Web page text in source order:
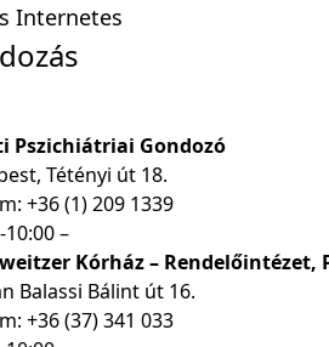
Internetes
Pszichiátriai Gondozó
Tétényi út 18.
+36 (1) 209 1339
–
Kórház – Rendelőintézet,
Balassi Bálint út 16.
+36 (37) 341 033